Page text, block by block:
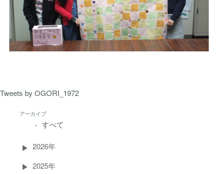
Tweets by OGORI_1972
アーカイブ
すべて
2026年
2025年